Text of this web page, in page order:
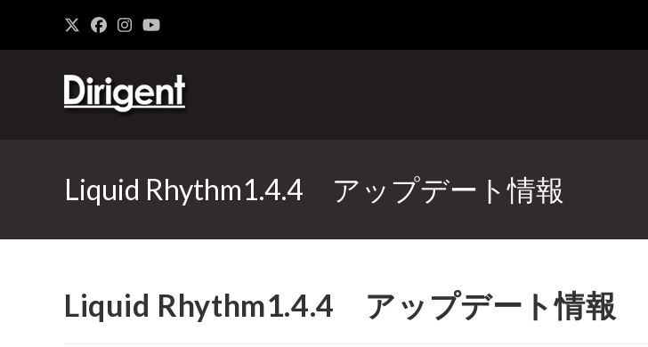
Liquid Rhythm1.4.4 アップデート情報
Liquid Rhythm1.4.4 アップデート情報